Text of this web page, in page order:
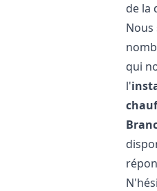
de la
Nous
qui
l'